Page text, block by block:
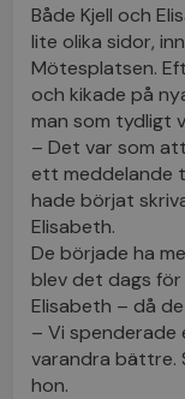
Både Kjell och
lite olika sidor,
Mötesplatsen.
och kikade på
man som tydligt
– Det var som
ett meddelande
hade börjat
Elisabeth.
De började ha
blev det dags
Elisabeth – då
– Vi spenderade
varandra bättre.
hon.